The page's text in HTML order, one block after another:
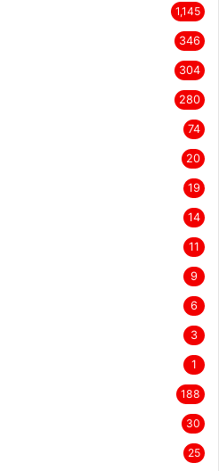
1,145
346
304
280
74
20
19
14
11
9
6
3
1
188
30
25